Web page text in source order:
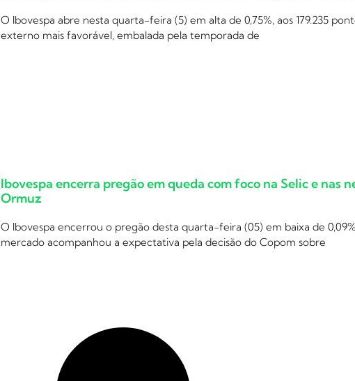
O Ibovespa abre nesta quarta-feira (5) em alta de 0,75%, aos 179.235
externo mais favorável, embalada pela temporada de
Ibovespa encerra pregão em queda com foco na Selic e nas
Ormuz
O Ibovespa encerrou o pregão desta quarta-feira (05) em baixa de
mercado acompanhou a expectativa pela decisão do Copom sobre